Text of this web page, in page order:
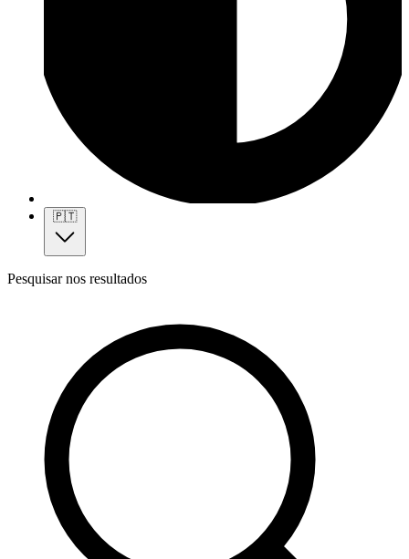
🇵🇹
Pesquisar nos resultados